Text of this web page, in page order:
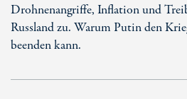
Drohnenangriffe, Inflation und
Russland zu. Warum Putin den
beenden kann.